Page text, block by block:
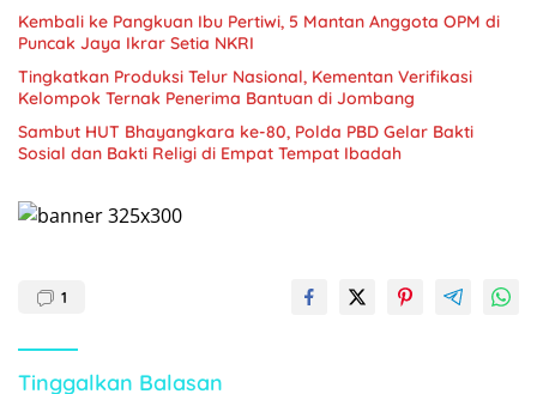
Kembali ke Pangkuan Ibu Pertiwi, 5 Mantan Anggota OPM di
Puncak Jaya Ikrar Setia NKRI
Tingkatkan Produksi Telur Nasional, Kementan Verifikasi
Kelompok Ternak Penerima Bantuan di Jombang
Sambut HUT Bhayangkara ke-80, Polda PBD Gelar Bakti
Sosial dan Bakti Religi di Empat Tempat Ibadah
1
Tinggalkan Balasan